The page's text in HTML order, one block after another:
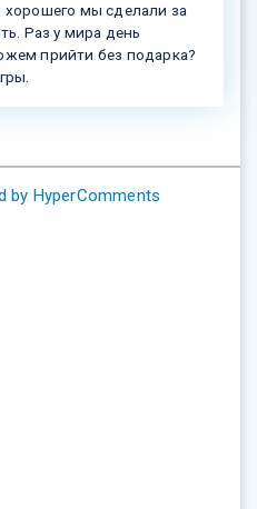
мы сделали за
Раз у мира день
прийти без подарка?
by HyperComments